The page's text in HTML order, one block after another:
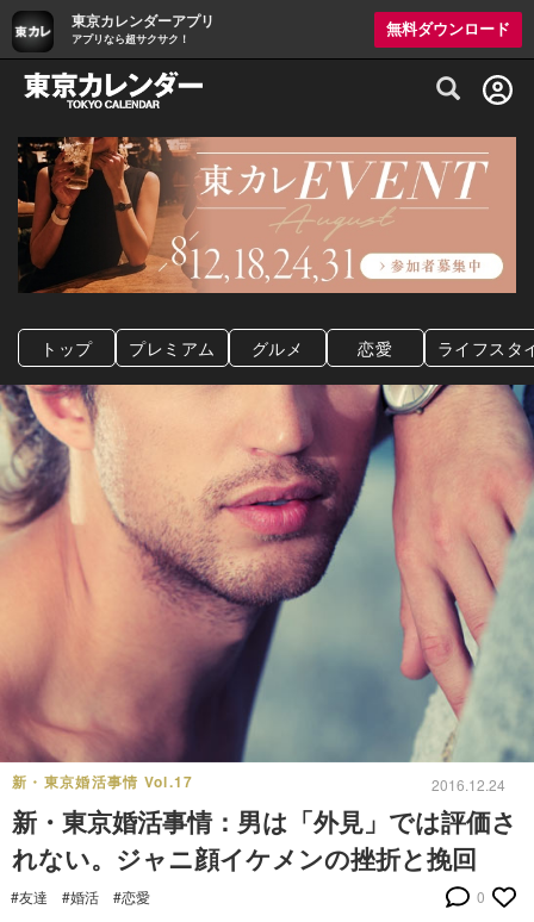
東京カレンダーアプリ
アプリなら超サクサク！
無料ダウンロード
グルメ情報・プレミアムレストラン予約
トップ プレミアム グルメ 恋愛 ライフスタ
新・東京婚活事情 Vol.17 2016.12.24
新・東京婚活事情：男は「外見」では評価さ
れない。ジャニ顔イケメンの挫折と挽回
#友達 #婚活 #恋愛 0